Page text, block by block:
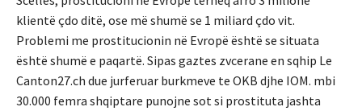
klientë çdo ditë, ose më shumë se 1 miliard çdo vit.
Problemi me prostitucionin në Evropë është se situata
është shumë e paqartë. Sipas gaztes zvcerane en sqhip Le
Canton27.ch due jurferuar burkmeve te OKB djhe IOM. mbi
30.000 femra shqiptare punojne sot si prostituta jashta